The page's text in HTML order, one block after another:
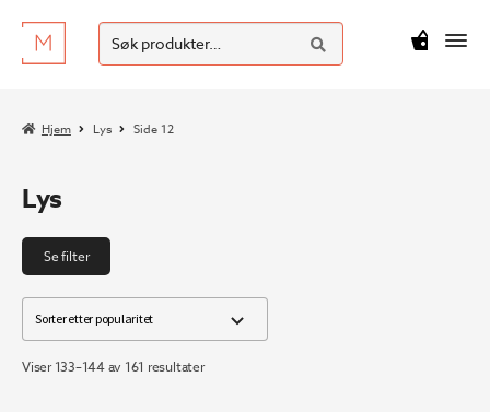
Hopp
til
Hopp
til
Søk
etter:
SØK
kr0
Hjem Lys Side 12
Lys
Se filter
Viser 133–144 av 161 resultaterSortert